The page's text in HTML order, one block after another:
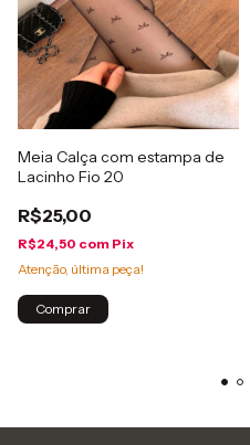
Meia Calça com estampa de
Lacinho Fio 20
R$25,00
R$24,50 com Pix
Atenção, última peça!
Comprar